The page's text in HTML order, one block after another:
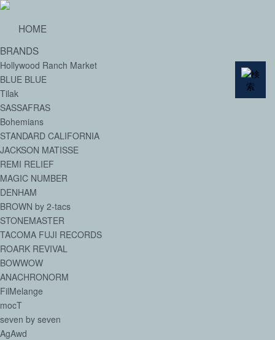
HOME
BRANDS
Hollywood Ranch Market
BLUE BLUE
Tilak
SASSAFRAS
Bohemians
STANDARD CALIFORNIA
JACKSON MATISSE
REMI RELIEF
MAGIC NUMBER
DENHAM
BROWN by 2-tacs
STONEMASTER
TACOMA FUJI RECORDS
ROARK REVIVAL
BOWWOW
ANACHRONORM
FilMelange
mocT
seven by seven
AgAwd